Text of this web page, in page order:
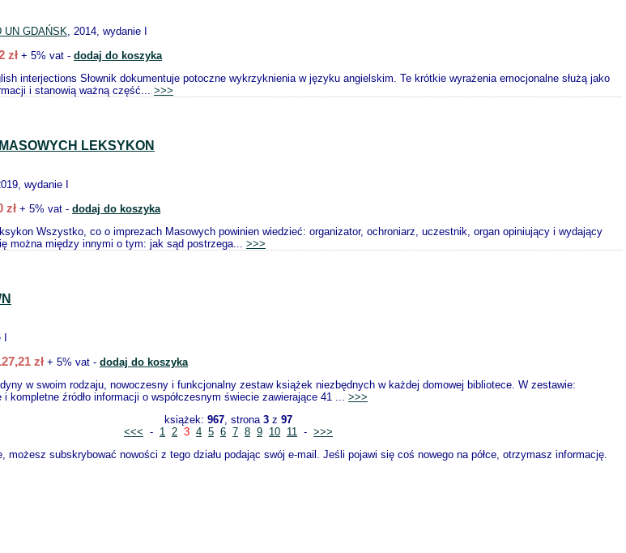
UN GDAŃSK, 2014, wydanie I
zł + 5% vat - dodaj do koszyka
interjections Słownik dokumentuje potoczne wykrzyknienia w języku angielskim. Te krótkie wyrażenia emocjonalne służą jako
i stanowią ważną część... >>>
LEKSYKON
wydanie I
zł + 5% vat - dodaj do koszyka
Wszystko, co o imprezach Masowych powinien wiedzieć: organizator, ochroniarz, uczestnik, organ opiniujący i wydający
można między innymi o tym: jak sąd postrzega... >>>
zł + 5% vat - dodaj do koszyka
w swoim rodzaju, nowoczesny i funkcjonalny zestaw książek niezbędnych w każdej domowej bibliotece. W zestawie:
kompletne źródło informacji o współczesnym świecie zawierające 41 ... >>>
książek: 967, strona 3 z 97
<<< - 1 2 3 4 5 6 7 8 9 10 11 - >>>
subskrybować nowości z tego działu podając swój e-mail. Jeśli pojawi się coś nowego na półce, otrzymasz informację.